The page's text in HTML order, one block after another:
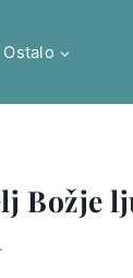
Ostalo
Božje